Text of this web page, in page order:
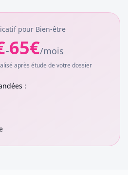
pour Bien-être
-65€/mois
après étude de votre dossier
: